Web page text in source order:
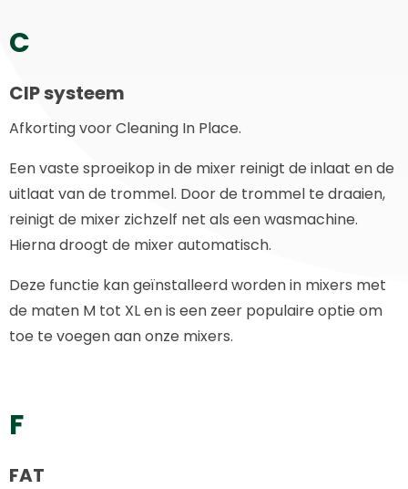
C
CIP systeem
Afkorting voor Cleaning In Place.
Een vaste sproeikop in de mixer reinigt de inlaat en de
uitlaat van de trommel. Door de trommel te draaien,
reinigt de mixer zichzelf net als een wasmachine.
Hierna droogt de mixer automatisch.
Deze functie kan geïnstalleerd worden in mixers met
de maten M tot XL en is een zeer populaire optie om
toe te voegen aan onze mixers.
F
FAT